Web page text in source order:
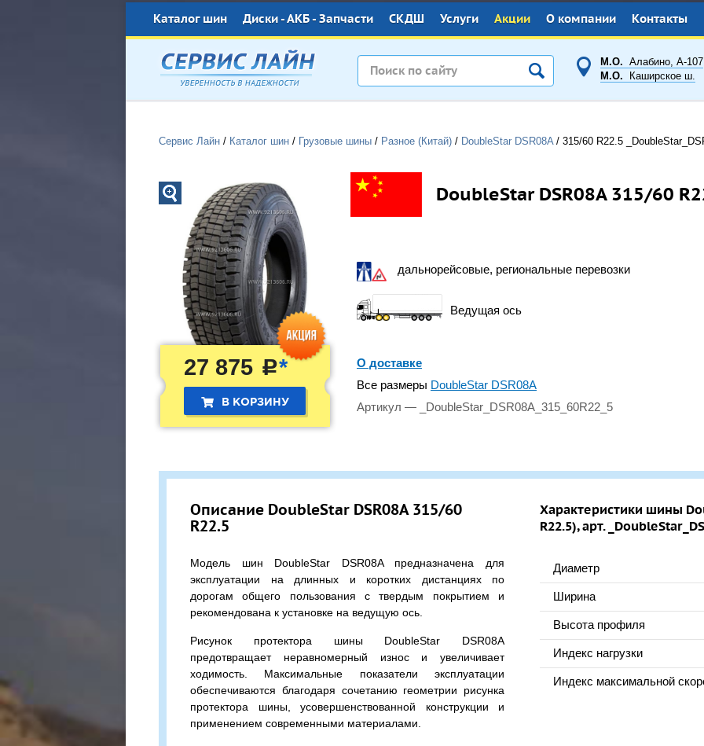
Каталог шин Диски - АКБ - Запчасти СКДШ Услуги Акции О компании Контакты
М.О. Алабино, А-107
М.О. Каширское ш.
Сервис Лайн / Каталог шин / Грузовые шины / Разное (Китай) / DoubleStar DSR08A/ 315/60 R22.5
27 875 c*
В КОРЗИНУ
DoubleStar DSR08A 315/60
дальнорейсовые, региональные перевозки
Ведущая ось
О доставке
Все размеры DoubleStar DSR08A
Артикул — _DoubleStar_DSR08A_315_60R22_5
Описание DoubleStar DSR08A 315/60
R22.5
Модель шин DoubleStar DSR08A предназначена для
эксплуатации на длинных и коротких дистанциях по
дорогам общего пользования с твердым покрытием и
рекомендована к установке на ведущую ось.
Рисунок протектора шины DoubleStar DSR08A
предотвращает неравномерный износ и увеличивает
ходимость. Максимальные показатели эксплуатации
обеспечиваются благодаря сочетанию геометрии рисунка
протектора шины, усовершенствованной конструкции и
применением современными материалами.
Характеристики шины
R22.5), арт.
Диаметр
Ширина
Высота профиля
Индекс нагрузки
Индекс максимальной